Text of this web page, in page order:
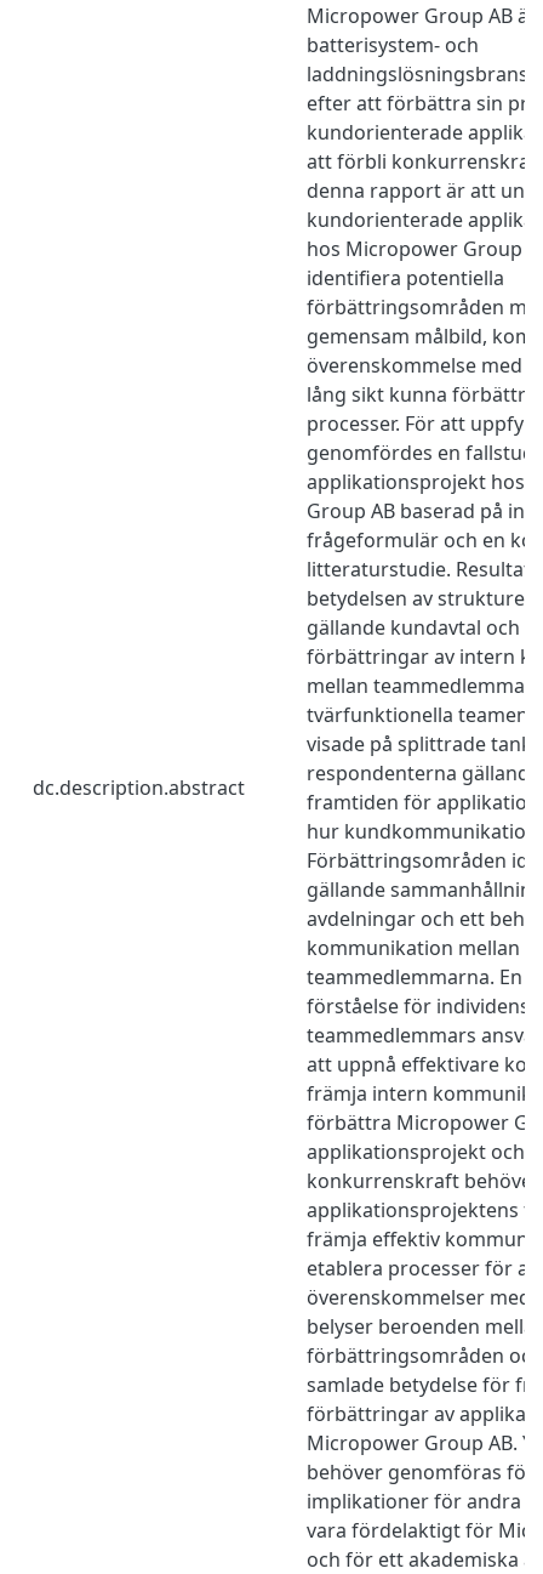
dc.description.abstract
Micropower Group AB
batterisystem- och
efter att förbättra sin
kundorienterade
att förbli
denna rapport är att
kundorienterade
hos Micropower Group
identifiera potentiella
förbättringsområden
gemensam målbild,
överenskommelse med
lång sikt kunna förbättra
processer. För att
genomfördes en
applikationsprojekt hos
Group AB baserad på
frågeformulär och en
litteraturstudie.
betydelsen av
gällande kundavtal och
förbättringar av intern
mellan
tvärfunktionella teamen.
visade på splittrade
respondenterna
framtiden för
hur kundkommunikation
Förbättringsområden
gällande
avdelningar och ett
kommunikation mellan
teammedlemmarna. En
förståelse för individens
teammedlemmars
att uppnå effektivare
främja intern
förbättra Micropower
applikationsprojekt och
konkurrenskraft
applikationsprojektens
främja effektiv
etablera processer för
överenskommelser med
belyser beroenden
förbättringsområden
samlade betydelse för
förbättringar av
Micropower Group AB.
behöver genomföras för
implikationer för andra
vara fördelaktigt för
och för ett akademiska